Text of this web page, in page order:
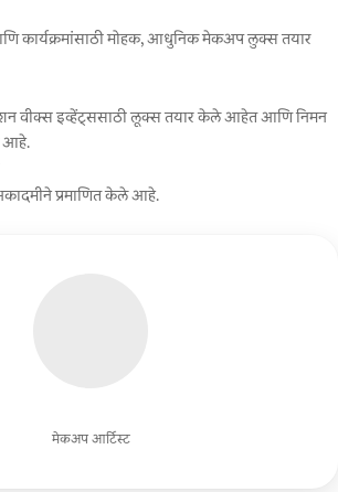
मेकअप आर्टिस्ट
कार्यक्रमांसाठी मोहक, आधुनिक मेकअप लुक्स तयार
वीक्स इव्हेंट्ससाठी लूक्स तयार केले आहेत आणि निमन
आहे.
प्रमाणित केले आहे.